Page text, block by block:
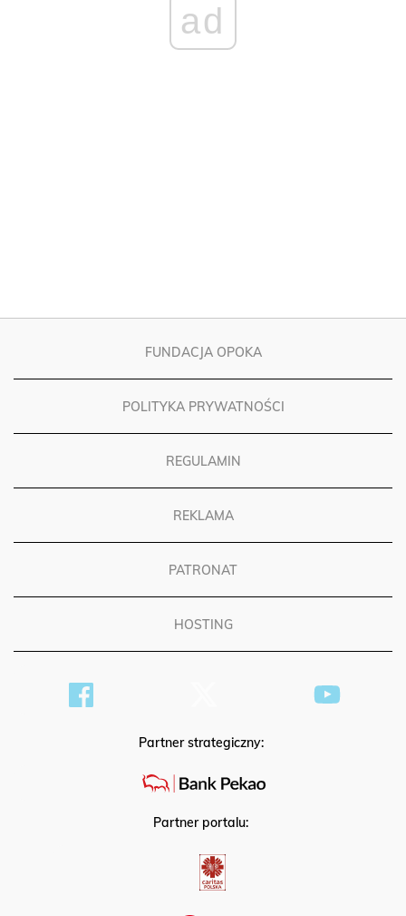
FUNDACJA OPOKA
POLITYKA PRYWATNOŚCI
REGULAMIN
REKLAMA
PATRONAT
HOSTING
Partner strategiczny:
Partner portalu: